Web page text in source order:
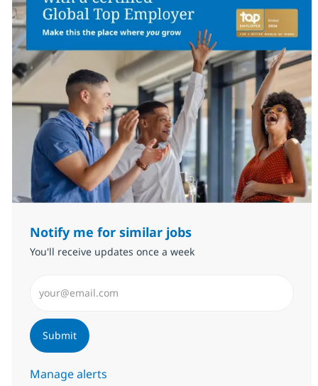
Notify me for similar jobs
You'll receive updates once a week
Submit
Manage alerts